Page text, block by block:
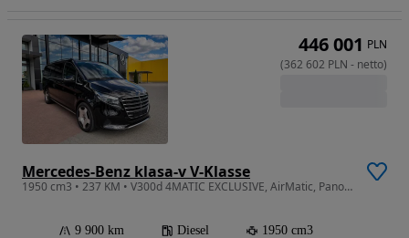
Mercedes-Benz klasa-v V-Klasse
1950 cm3 • 237 KM • V300d 4MATIC EXCLUSIVE, AirMatic, Panorama, Nappa, Webasto DDS80406
9 900 km Diesel
1950 cm3
446 001 PLN
(362 602 PLN - netto)